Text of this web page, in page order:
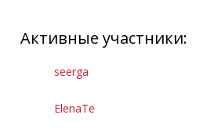
Активные участники:
seerga
ElenaTe